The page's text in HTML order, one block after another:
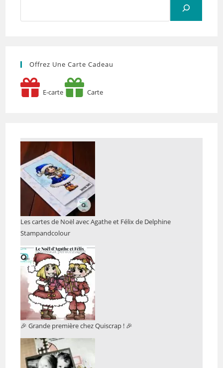
Offrez Une Carte Cadeau
E-carte Carte
Les cartes de Noël avec Agathe et Félix de Delphine
Stampandcolour
🎉 Grande première chez Quiscrap ! 🎉